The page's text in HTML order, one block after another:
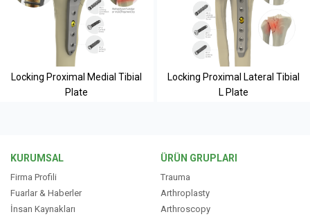
Locking Proximal Medial Tibial
Plate
Locking Proximal Lateral Tibial
L Plate
KURUMSAL
Firma Profili
Fuarlar & Haberler
İnsan Kaynakları
ÜRÜN GRUPLARI
Trauma
Arthroplasty
Arthroscopy